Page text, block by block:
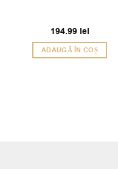
194.99 lei
ADAUGĂ ÎN COȘ